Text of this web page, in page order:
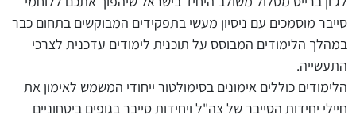
סייבר מוסמכים עם ניסיון מעשי בתפקידים המבוקשים בתחום כבר
במהלך הלימודים המבוסס על תוכנית לימודים עדכנית לצרכי
התעשייה.
הלימודים כוללים אימונים בסימולטור ייחודי המשמש לאימון את
חיילי יחידות הסייבר של צה"ל ויחידות סייבר בגופים ביטחוניים